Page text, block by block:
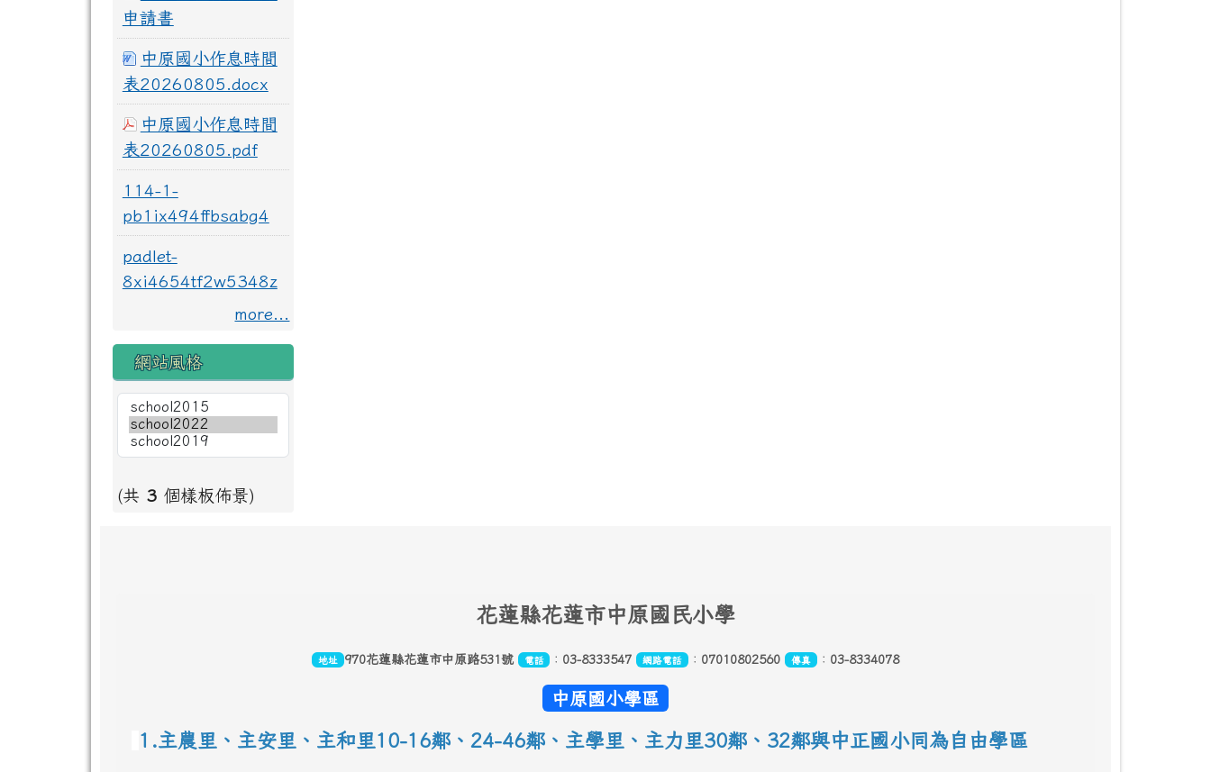
申請書
中原國小作息時間
表20260805.docx
中原國小作息時間
表20260805.pdf
114-1-
pb1ix494ffbsabg4
padlet-
8xi4654tf2w5348z
more...
網站風格
(共 3個樣板佈景)
花蓮縣花蓮市中原國民小學
地址 970花蓮縣花蓮市中原路531號 電話 ： 03-8333547 網路電話 ： 07010802560 傳真 ： 03-8334078
中原國小學區
1.主農里、主安里、主和里10-16鄰、 24-46鄰、主學里、主力里30鄰、 32鄰與中正國小同為自由學區